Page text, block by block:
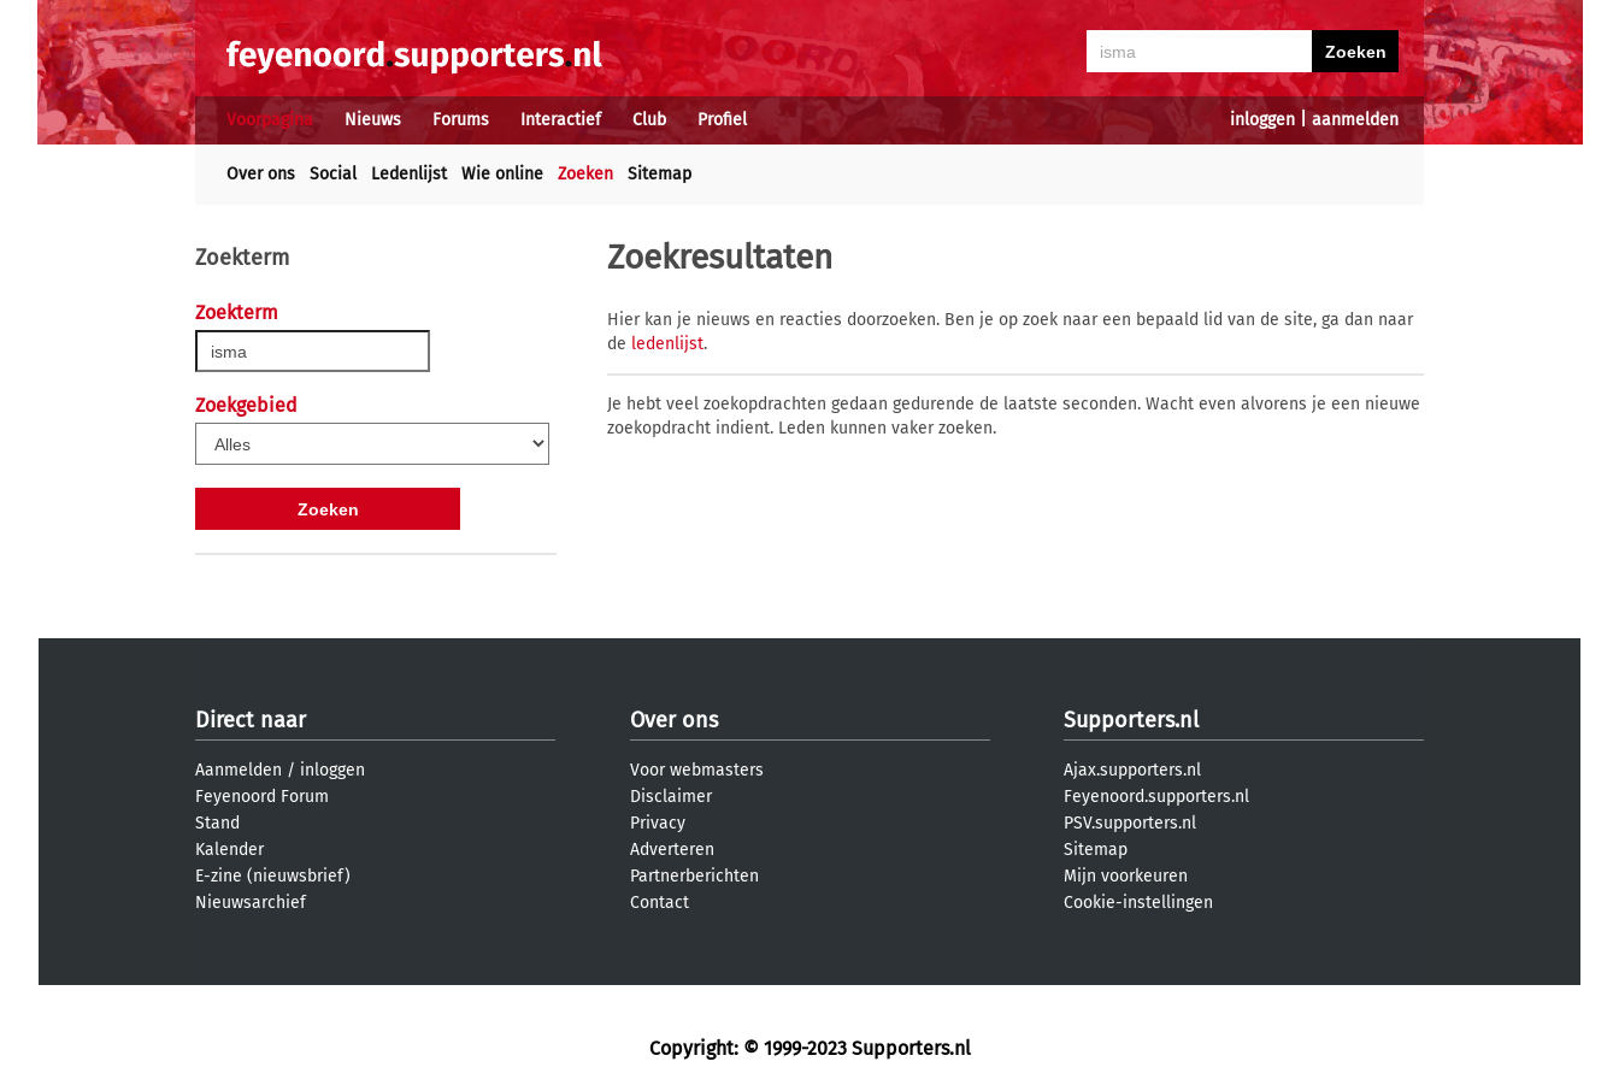
inloggen aanmelden
Voorpagina Nieuws Forums Interactief Club Profiel
Over ons Social Ledenlijst Wie online Zoeken Sitemap
Zoekterm
Zoekterm
Zoekgebied
Zoekresultaten
Hier kan je nieuws en reacties doorzoeken. Ben je op zoek naar een bepaald lid van de site, ga dan naar
de ledenlijst.
Je hebt veel zoekopdrachten gedaan gedurende de laatste seconden. Wacht even alvorens je een nieuwe
zoekopdracht indient. Leden kunnen vaker zoeken.
Direct naar
Aanmelden / inloggen
Feyenoord Forum
Stand
Kalender
E-zine (nieuwsbrief)
Nieuwsarchief
Over ons
Voor webmasters
Disclaimer
Privacy
Adverteren
Partnerberichten
Contact
Supporters.nl
Ajax.supporters.nl
Feyenoord.supporters.nl
PSV.supporters.nl
Sitemap
Mijn voorkeuren
Cookie-instellingen
Copyright: © 1999-2023 Supporters.nl